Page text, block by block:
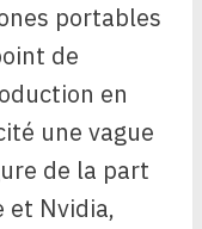
portables
de
en
une vague
de la part
et Nvidia,